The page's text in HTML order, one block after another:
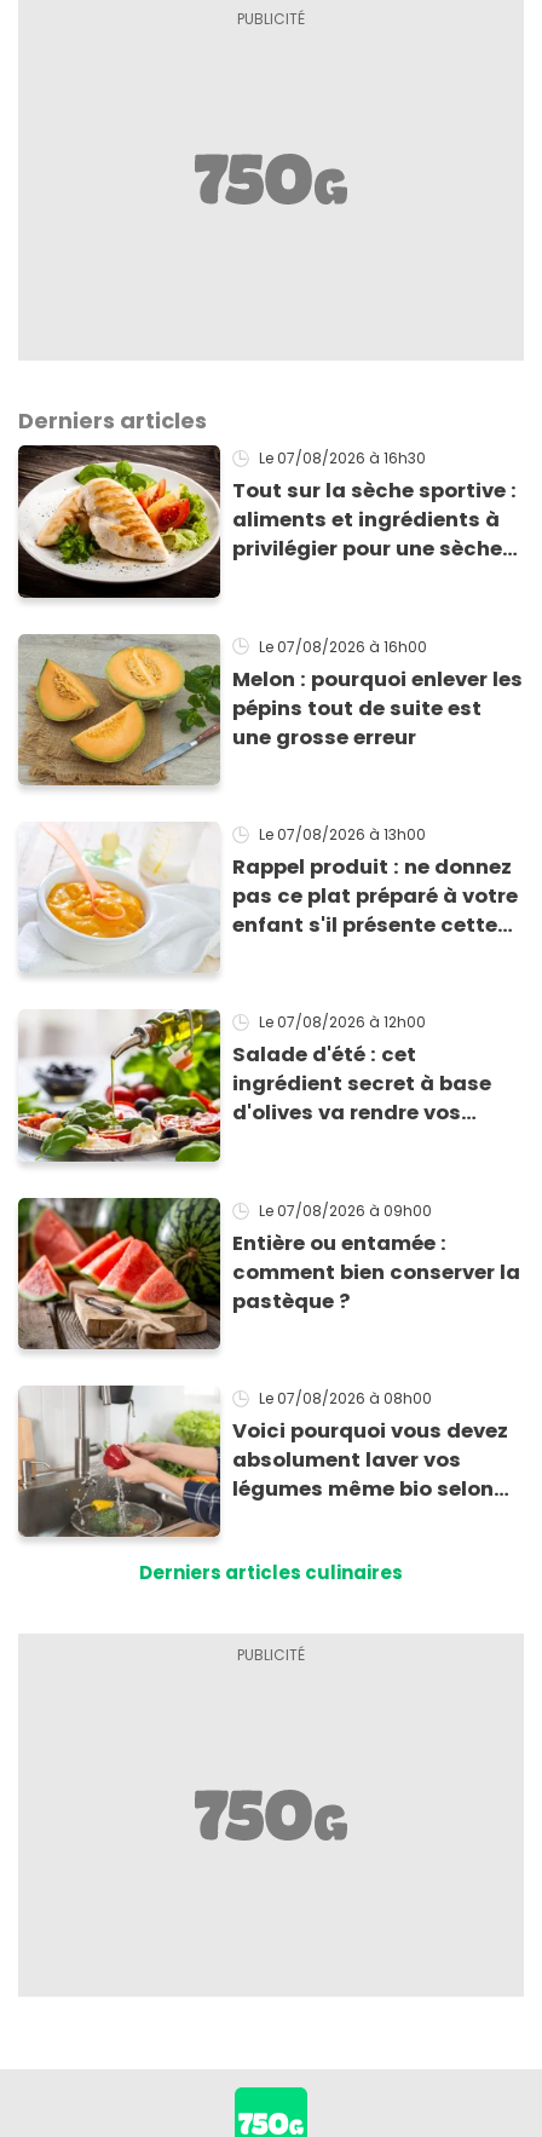
Derniers articles
Le 07/08/2026 à 16h30
Tout sur la sèche sportive :
aliments et ingrédients à
privilégier pour une sèche
Le 07/08/2026 à 16h00
Melon : pourquoi enlever les
pépins tout de suite est
une grosse erreur
Le 07/08/2026 à 13h00
Rappel produit : ne donnez
pas ce plat préparé à votre
enfant s'il présente cette
Le 07/08/2026 à 12h00
Salade d'été : cet
ingrédient secret à base
d'olives va rendre vos
Le 07/08/2026 à 09h00
Entière ou entamée :
comment bien conserver la
pastèque ?
Le 07/08/2026 à 08h00
Voici pourquoi vous devez
absolument laver vos
légumes même bio selon
Derniers articles culinaires